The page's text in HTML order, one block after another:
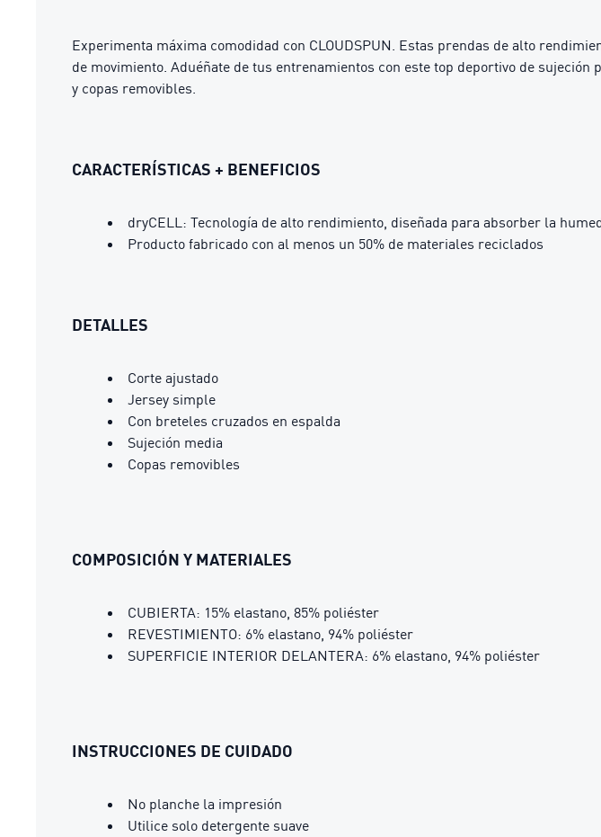
Experimenta máxima comodidad con CLOUDSPUN. Estas prendas de alto
de movimiento. Aduéñate de tus entrenamientos con este top deportivo de
y copas removibles.
CARACTERÍSTICAS + BENEFICIOS
dryCELL: Tecnología de alto rendimiento, diseñada para absorber la
Producto fabricado con al menos un 50% de materiales reciclados
DETALLES
Corte ajustado
Jersey simple
Con breteles cruzados en espalda
Sujeción media
Copas removibles
COMPOSICIÓN Y MATERIALES
CUBIERTA: 15% elastano, 85% poliéster
REVESTIMIENTO: 6% elastano, 94% poliéster
SUPERFICIE INTERIOR DELANTERA: 6% elastano, 94% poliéster
INSTRUCCIONES DE CUIDADO
No planche la impresión
Utilice solo detergente suave